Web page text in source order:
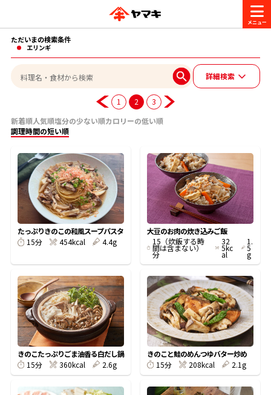
商品情報
ヤマキ『めんつゆ』 ヤマキ 割烹白だし
旨さ、別格。だし屋の鍋 韓福善シリーズ
レシピ
おいしいレシピを探す
おいしいレシピトップ
主食レシピ
主菜レシピ
汁物レシピ
時短レシピ
おいしいレシピを商品から探す
かつお節・だしを楽しむ
かつお節・だしを知る
だしの取り方
かつお節の削り方
かつお節・だしをもっと知る
ヤマキ かつお節プラス®
かつお節・だしを楽しむ
CM・キャンペーン
キャンペーン一覧
企業・採用情報
企業情報
- 百年対話
- ヤマキ かつお節プラス®
採用情報
- ジョブリターン制
お問い合わせ
ヤマキお客様相談室
オンラインショップ
コミュニティサイト
Global
ただいまの検索条件
エリンギ
詳細検索
1 2
3
新着順人気順塩分の少ない順カロリーの低い順
調理時間の短い順
たっぷりきのこの和風スープパスタ
15分
454kcal 4.4g
大豆のお肉の炊き込みご飯
15（炊飯する時
間は含まない）
分
32
5kc
al
1.
5
g
きのこたっぷりごま油香る白だし鍋
15分
360kcal 2.6g
きのこと鮭のめんつゆバター炒め
15分
208kcal 2.1g